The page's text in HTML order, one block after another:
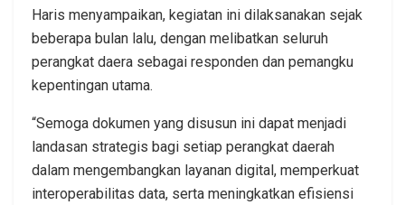
Haris menyampaikan, kegiatan ini dilaksanakan sejak
beberapa bulan lalu, dengan melibatkan seluruh
perangkat daera sebagai responden dan pemangku
kepentingan utama.
“Semoga dokumen yang disusun ini dapat menjadi
landasan strategis bagi setiap perangkat daerah
dalam mengembangkan layanan digital, memperkuat
interoperabilitas data, serta meningkatkan efisiensi